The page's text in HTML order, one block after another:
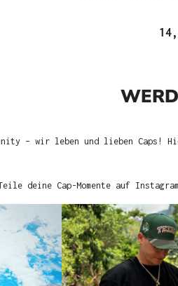
– wir leben und lieben Caps!
deine Cap-Momente auf